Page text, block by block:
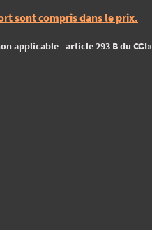
sont compris dans le prix.
applicable –article 293 B du CGI»